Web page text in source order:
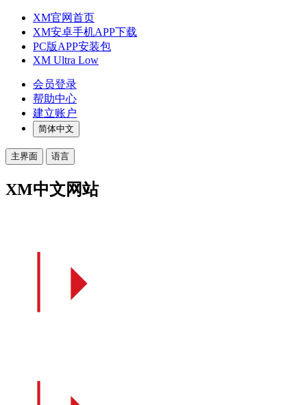
XM官网首页
XM安卓手机APP下载
PC版APP安装包
XM Ultra Low
会员登录
帮助中心
建立账户
简体中文
主界面 语言
XM中文网站